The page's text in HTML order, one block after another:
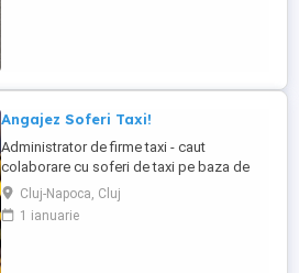
Angajez Soferi Taxi!
Administrator de firme taxi - caut
colaborare cu soferi de taxi pe baza de
contract la 8h Daca ești in cautarea unui
loc de muncă, ai atestat de taxi valabil si
ești o persoana dinamică ne putem auzi la
Cluj-Napoca, Cluj
1 ianuarie